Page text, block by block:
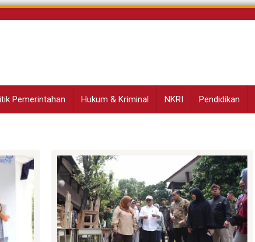
Pemerintahan Hukum & Kriminal NKRI Pendidikan